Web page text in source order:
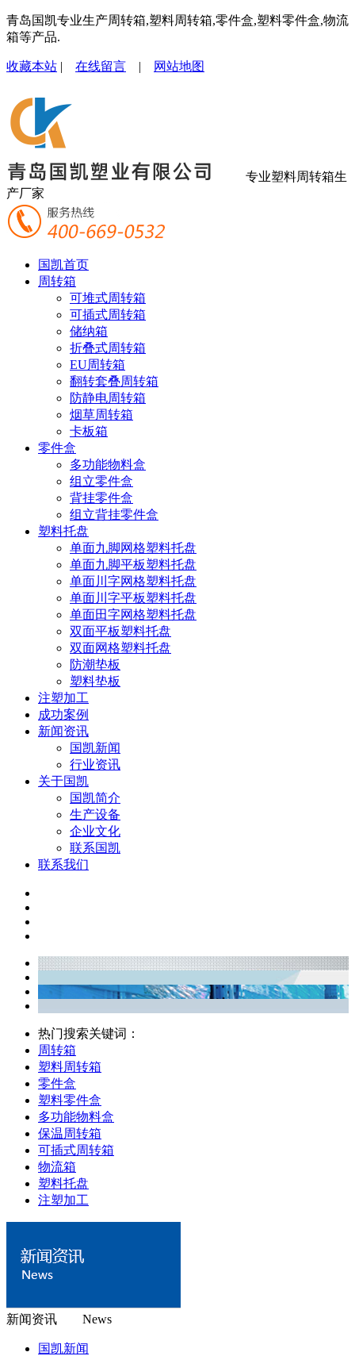
青岛国凯专业生产周转箱,塑料周转箱,零件盒,塑料零件盒,物流
箱等产品.
收藏本站 | 在线留言 | 网站地图
专业塑料周转箱生
产厂家
国凯首页
周转箱
可堆式周转箱
可插式周转箱
储纳箱
折叠式周转箱
EU周转箱
翻转套叠周转箱
防静电周转箱
烟草周转箱
卡板箱
零件盒
多功能物料盒
组立零件盒
背挂零件盒
组立背挂零件盒
塑料托盘
单面九脚网格塑料托盘
单面九脚平板塑料托盘
单面川字网格塑料托盘
单面川字平板塑料托盘
单面田字网格塑料托盘
双面平板塑料托盘
双面网格塑料托盘
防潮垫板
塑料垫板
注塑加工
成功案例
新闻资讯
国凯新闻
行业资讯
关于国凯
国凯简介
生产设备
企业文化
联系国凯
联系我们
热门搜索关键词：
周转箱
塑料周转箱
零件盒
塑料零件盒
多功能物料盒
保温周转箱
可插式周转箱
物流箱
塑料托盘
注塑加工
新闻资讯 News
国凯新闻